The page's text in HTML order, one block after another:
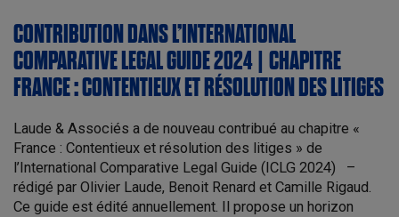
CONTRIBUTION DANS L’INTERNATIONAL
COMPARATIVE LEGAL GUIDE 2024 | CHAPITRE
FRANCE : CONTENTIEUX ET RÉSOLUTION DES LITIGES
Laude & Associés a de nouveau contribué au chapitre «
France : Contentieux et résolution des litiges » de
l’International Comparative Legal Guide (ICLG 2024) –
rédigé par Olivier Laude, Benoit Renard et Camille Rigaud.
Ce guide est édité annuellement. Il propose un horizon